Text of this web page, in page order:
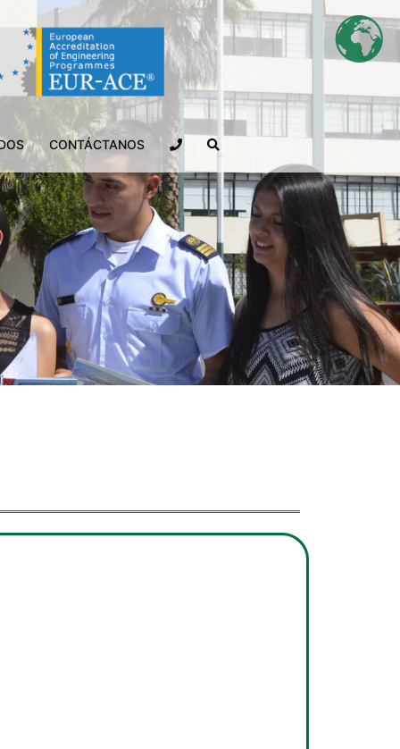
CONTÁCTANOS